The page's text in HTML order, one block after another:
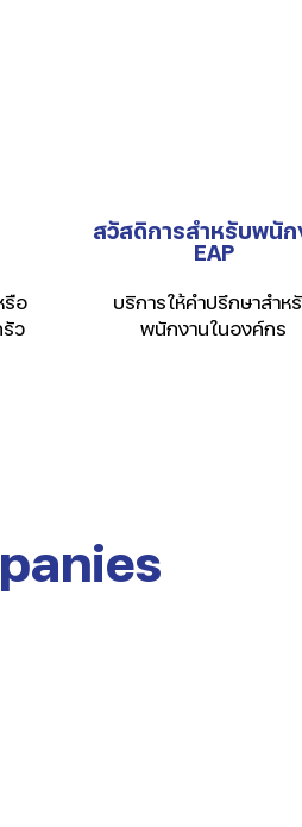
รือ
ว
สวัสดิการสำหรับพนัก
EAP
บริการให้คำปรึกษาสำห
พนักงานในองค์กร